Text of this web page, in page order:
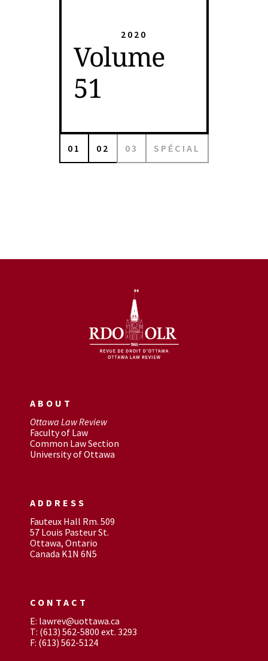
2020
Volume
51
01 02 03 SPÉCIAL
ABOUT
Ottawa Law Review
Faculty of Law
Common Law Section
University of Ottawa
ADDRESS
Fauteux Hall Rm. 509
57 Louis Pasteur St.
Ottawa, Ontario
Canada K1N 6N5
CONTACT
E: lawrev@uottawa.ca
T: (613) 562-5800 ext. 3293
F: (613) 562-5124